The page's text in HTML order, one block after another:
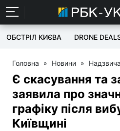
ОБСТРІЛ КИЄВА DRONE
Головна » Новини »
Є скасування та
заявила про
графіку після
Київщині